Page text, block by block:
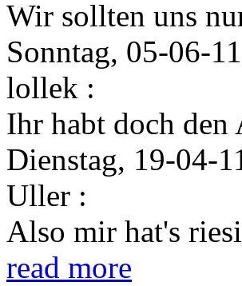
Wir sollten uns
Sonntag, 05-06-
lollek :
Ihr habt doch
Dienstag, 19-04-
Uller :
Also mir hat's
read more